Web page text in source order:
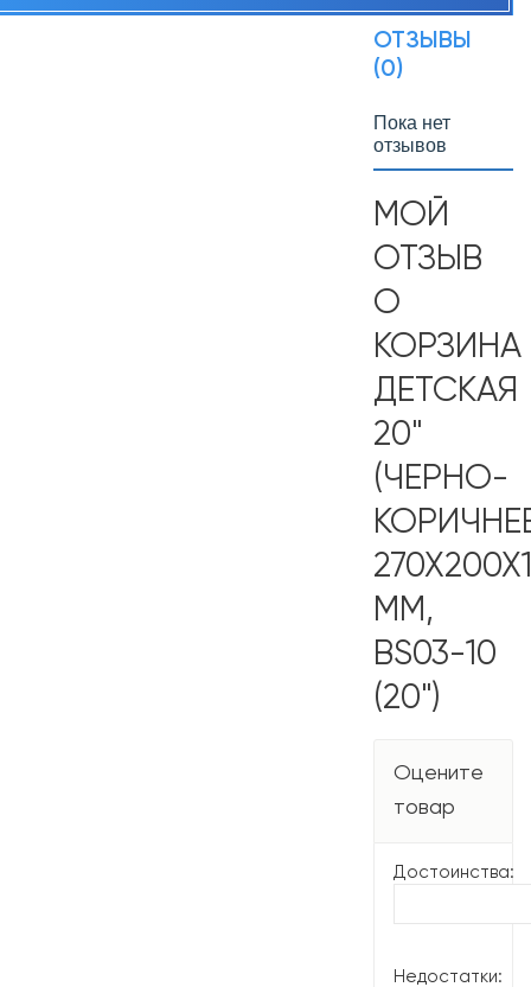
ОТЗЫВЫ
(0)
Пока нет
отзывов
МОЙ
ОТЗЫВ
О
КОРЗИНА
ДЕТСКАЯ
20"
(ЧЕРНО-
ММ,
BS03-10
(20")
Оцените
товар
Достоинства:
Недостатки: